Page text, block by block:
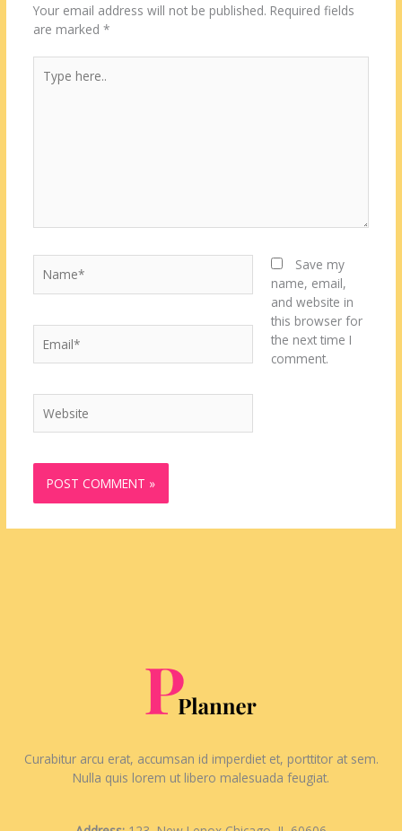
Your email address will not be published. Required fields
are marked *
here..
Save my
name, email,
and website in
this browser for
the next time I
comment.
Curabitur arcu erat, accumsan id imperdiet et, porttitor at sem.
Nulla quis lorem ut libero malesuada feugiat.